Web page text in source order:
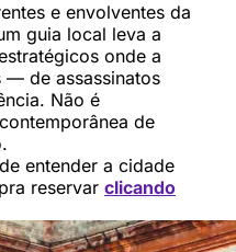
e envolventes da
guia local leva a
onde a
— de assassinatos
Não é
de
entender a cidade
reservar clicando